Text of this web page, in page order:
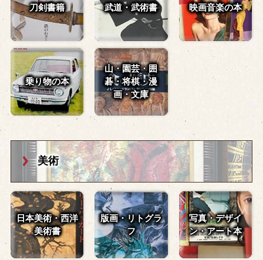
刀剣書籍 武道・武術書 映画音楽の本
乗り物の本
山・園芸・囲
碁・将棋・漫
画・文庫
美術
日本美術・西洋
美術書
版画・リトグラ
フ
写真・デザイ
ン・アート本